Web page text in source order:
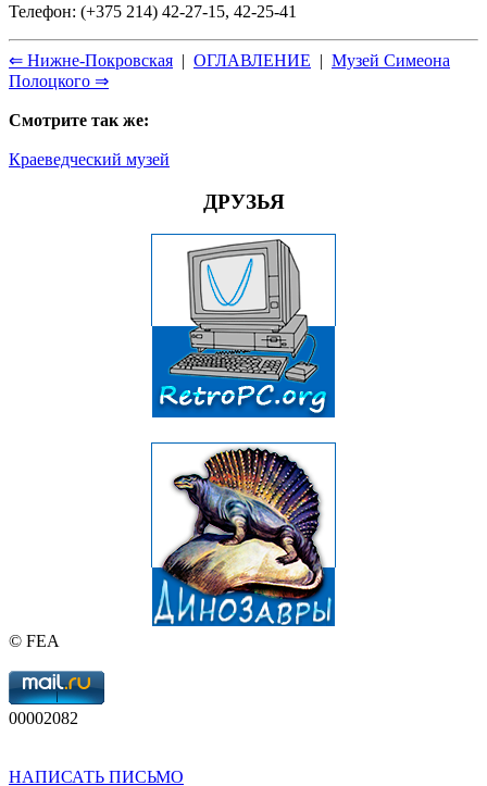
Телефон: (+375 214) 42-27-15, 42-25-41
⇐ Нижне-Покровская | ОГЛАВЛЕНИЕ | Музей Симеона
Полоцкого ⇒
Смотрите так же:
Краеведческий музей
ДРУЗЬЯ
© FEA
00002082
НАПИСАТЬ ПИСЬМО